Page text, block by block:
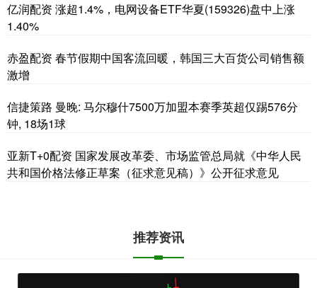
亿润配资 涨超1.4%，电网设备ETF华夏(159326)盘中上涨
1.40%
赤盈配资 春节假期中国客流回暖，韩国三大百货公司销售额
激增
信捷策路 曼晚: 马尔穆什7500万加盟本赛季英超仅踢576分
钟, 18场1球
亚新T+0配资 国家发展改革委、市场监管总局就《中华人民
共和国价格法修正草案（征求意见稿）》公开征求意见
推荐资讯